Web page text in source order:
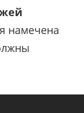
намечена